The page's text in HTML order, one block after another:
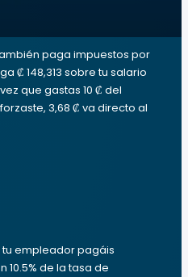
paga impuestos por
₡ 148,313 sobre tu salario
que gastas 10 ₡ del
3,68 ₡ va directo al
empleador pagáis
10.5% de la tasa de